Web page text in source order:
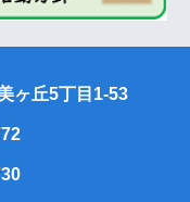
ヶ丘5丁目1-53